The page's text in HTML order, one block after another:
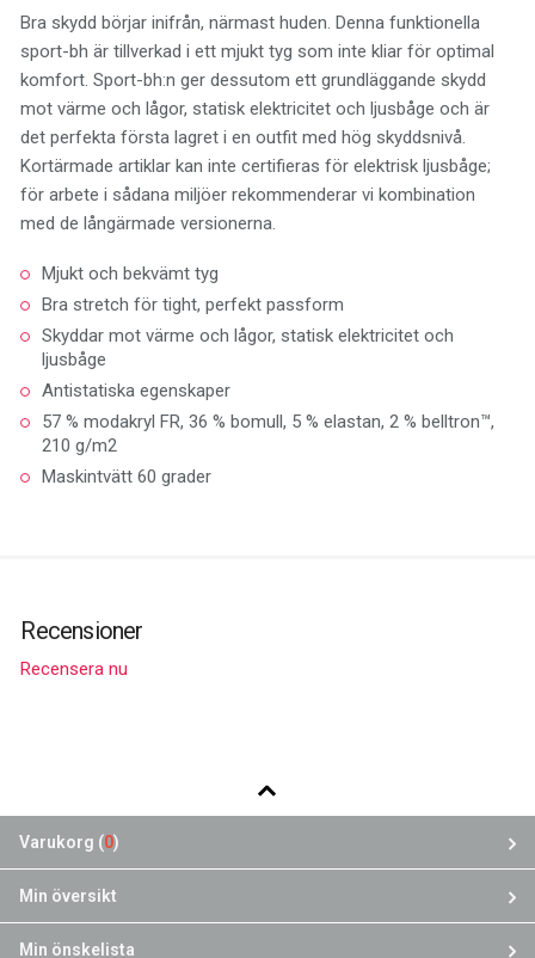
Bra skydd börjar inifrån, närmast huden. Denna funktionella
sport-bh är tillverkad i ett mjukt tyg som inte kliar för optimal
komfort. Sport-bh:n ger dessutom ett grundläggande skydd
mot värme och lågor, statisk elektricitet och ljusbåge och är
det perfekta första lagret i en outfit med hög skyddsnivå.
Kortärmade artiklar kan inte certifieras för elektrisk ljusbåge;
för arbete i sådana miljöer rekommenderar vi kombination
med de långärmade versionerna.
Mjukt och bekvämt tyg
Bra stretch för tight, perfekt passform
Skyddar mot värme och lågor, statisk elektricitet och
ljusbåge
Antistatiska egenskaper
57 % modakryl FR, 36 % bomull, 5 % elastan, 2 % belltron™,
210 g/m2
Maskintvätt 60 grader
Recensioner
Recensera nu
Varukorg (0)
Min översikt
Min önskelista